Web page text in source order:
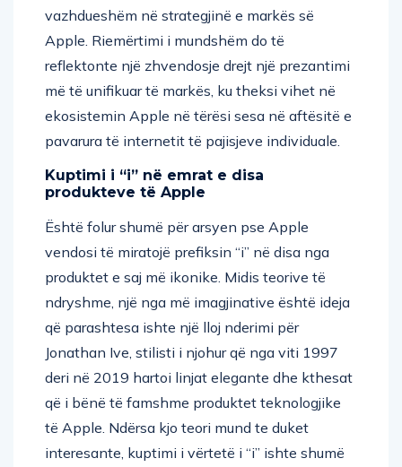
vazhdueshëm në strategjinë e markës së
Apple. Riemërtimi i mundshëm do të
reflektonte një zhvendosje drejt një prezantimi
më të unifikuar të markës, ku theksi vihet në
ekosistemin Apple në tërësi sesa në aftësitë e
pavarura të internetit të pajisjeve individuale.
Kuptimi i “i” në emrat e disa
produkteve të Apple
Është folur shumë për arsyen pse Apple
vendosi të miratojë prefiksin “i” në disa nga
produktet e saj më ikonike. Midis teorive të
ndryshme, një nga më imagjinative është ideja
që parashtesa ishte një lloj nderimi për
Jonathan Ive, stilisti i njohur që nga viti 1997
deri në 2019 hartoi linjat elegante dhe kthesat
që i bënë të famshme produktet teknologjike
të Apple. Ndërsa kjo teori mund te duket
interesante, kuptimi i vërtetë i “i” ishte shumë